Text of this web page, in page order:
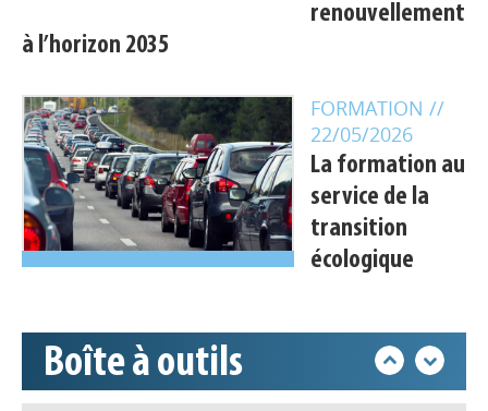
renouvellement
à l’horizon 2035
FORMATION //
22/05/2026
La formation au
service de la
transition
écologique
Boîte à outils
Appels à projets
Déposer une actu !
Accéder à son compte - (Se
Base documentaire